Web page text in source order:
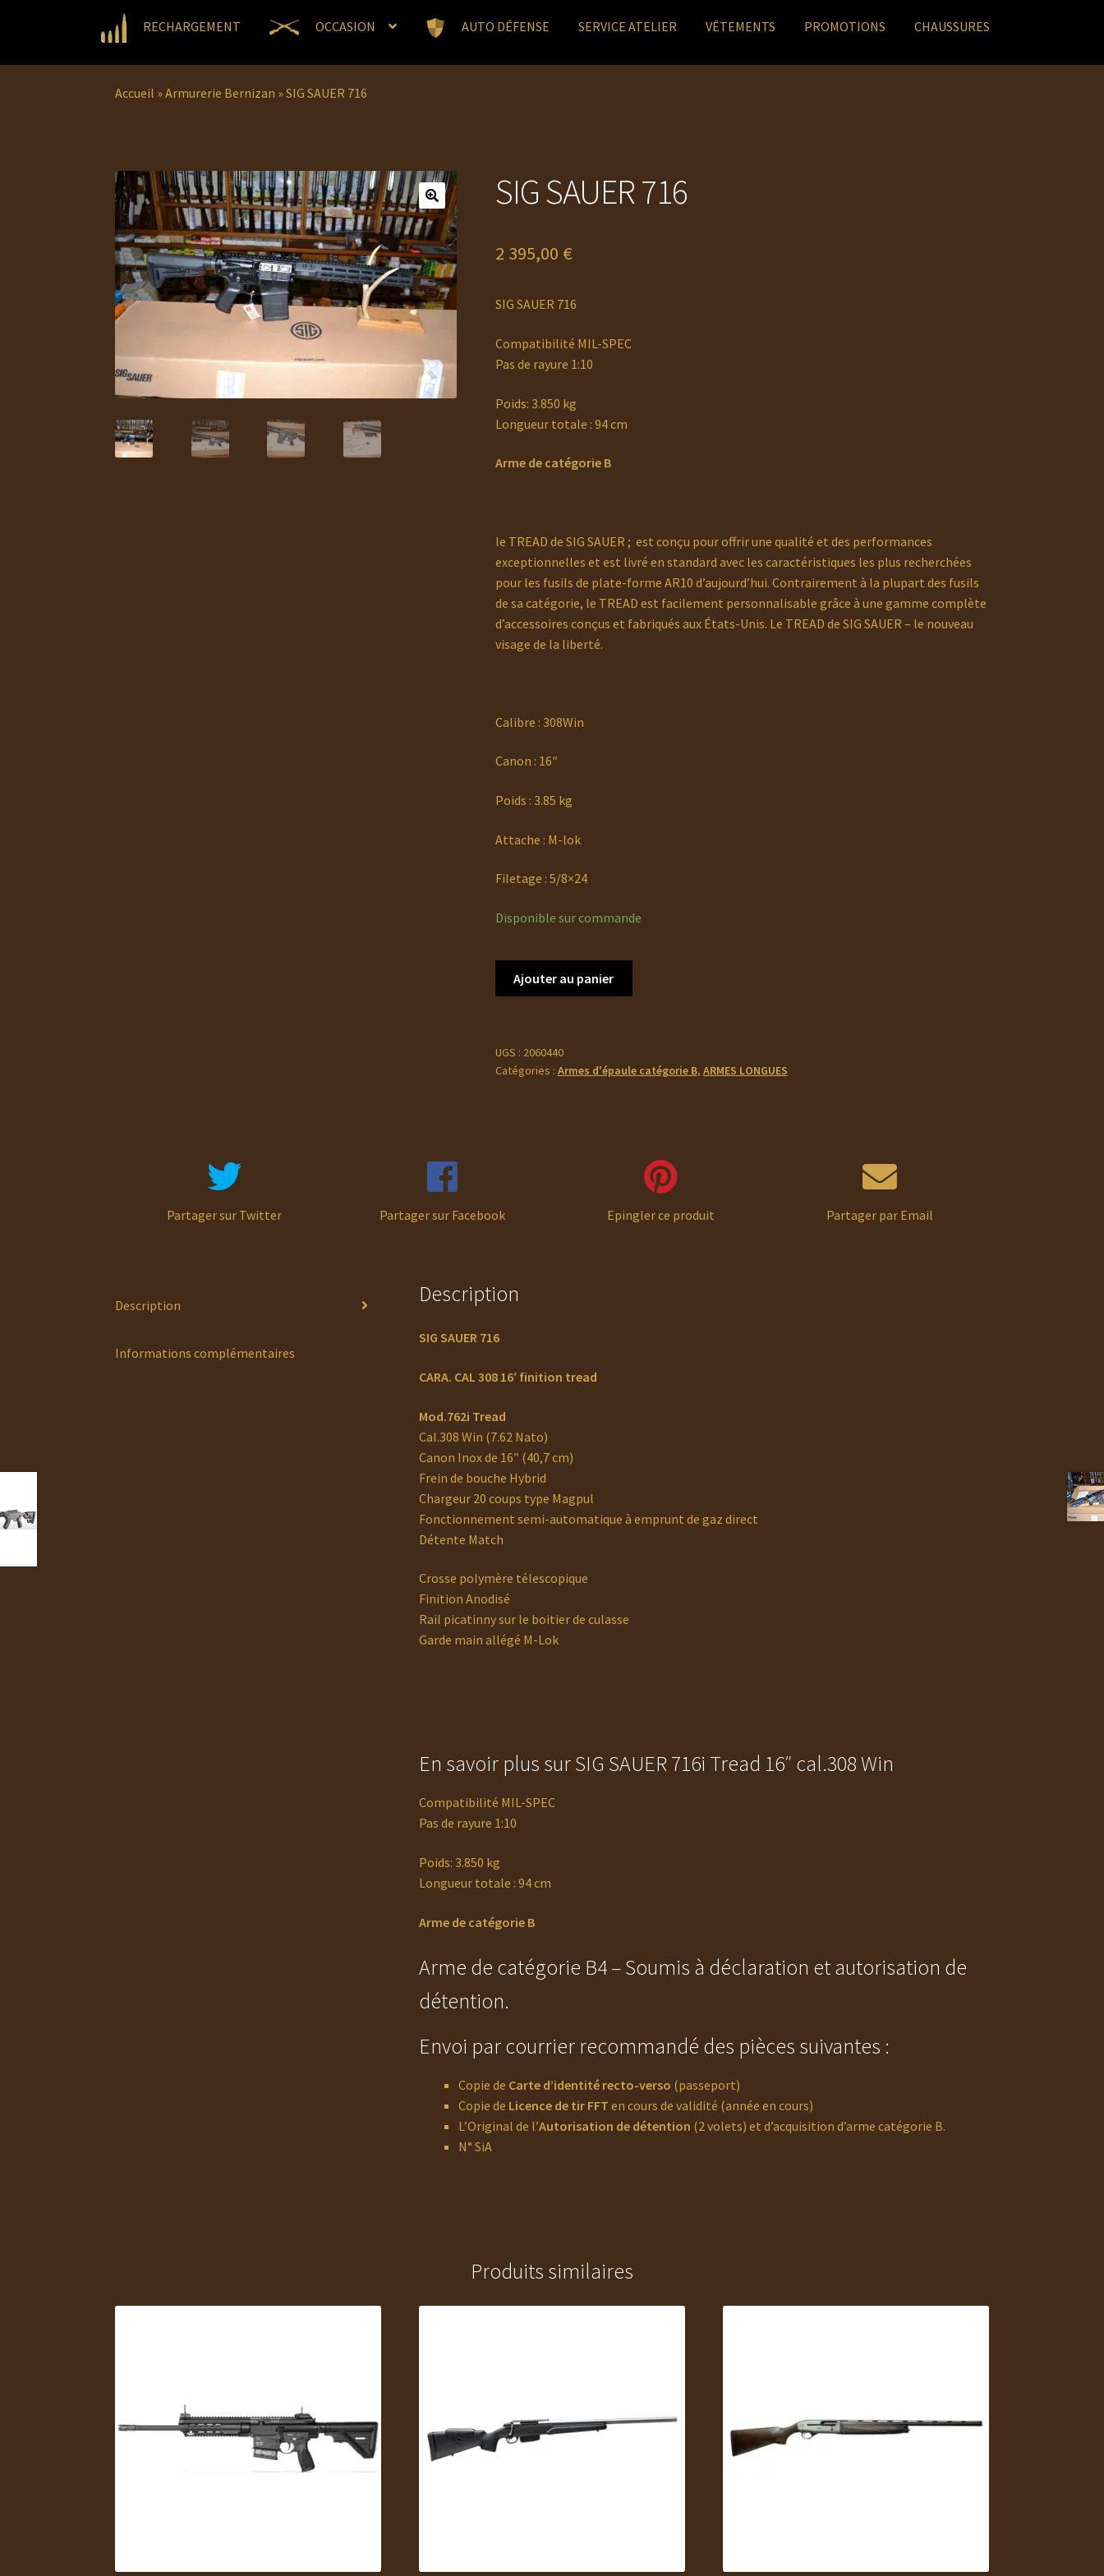
RECHARGEMENT OCCASION AUTO DÉFENSE SERVICE ATELIER VÊTEMENTS PROMOTIONS CHAUSSURES
Accueil »Armurerie Bernizan »SIG SAUER 716
SIG SAUER 716
2 395,00 €
SIG SAUER 716
Compatibilité MIL-SPEC
Pas de rayure 1:10
Poids: 3.850 kg
Longueur totale : 94 cm
Arme de catégorie B
le TREAD de SIG SAUER ; est conçu pour offrir une qualité et des performances
exceptionnelles et est livré en standard avec les caractéristiques les plus recherchées
pour les fusils de plate-forme AR10 d’aujourd’hui. Contrairement à la plupart des fusils
de sa catégorie, le TREAD est facilement personnalisable grâce à une gamme complète
d’accessoires conçus et fabriqués aux États-Unis. Le TREAD de SIG SAUER – le nouveau
visage de la liberté.
Calibre : 308Win
Canon : 16″
Poids : 3.85 kg
Attache : M-lok
Filetage : 5/8×24
Disponible sur commande
716
Ajouter au panier
UGS : 2060440
Catégories : Armes d'épaule catégorie B, ARMES LONGUES
Partager sur Twitter Partager sur Facebook Epingler ce produit Partager par Email
Description
Informations complémentaires
Description
SIG SAUER 716
CARA. CAL 308 16′ finition tread
Mod.762i Tread
Cal.308 Win (7.62 Nato)
Canon Inox de 16″ (40,7 cm)
Frein de bouche Hybrid
Chargeur 20 coups type Magpul
Fonctionnement semi-automatique à emprunt de gaz direct
Détente Match
Crosse polymère télescopique
Finition Anodisé
Rail picatinny sur le boitier de culasse
Garde main allégé M-Lok
En savoir plus sur SIG SAUER 716i Tread 16″ cal.308 Win
Compatibilité MIL-SPEC
Pas de rayure 1:10
Poids: 3.850 kg
Longueur totale : 94 cm
Arme de catégorie B
Arme de catégorie B4 – Soumis à déclaration et autorisation de
détention.
Envoi par courrier recommandé des pièces suivantes :
Copie de Carte d’identité recto-verso (passeport)
Copie de Licence de tir FFT en cours de validité (année en cours)
L’Original de l’Autorisation de détention (2 volets) et d’acquisition d’arme catégorie B.
N° SiA
Produits similaires